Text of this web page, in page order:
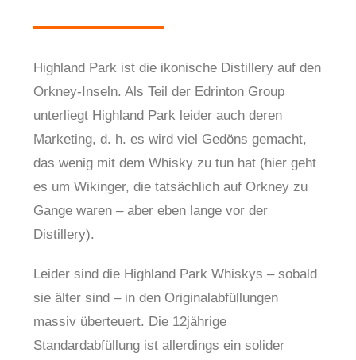
Highland Park ist die ikonische Distillery auf den
Orkney-Inseln. Als Teil der Edrinton Group
unterliegt Highland Park leider auch deren
Marketing, d. h. es wird viel Gedöns gemacht,
das wenig mit dem Whisky zu tun hat (hier geht
es um Wikinger, die tatsächlich auf Orkney zu
Gange waren – aber eben lange vor der
Distillery).
Leider sind die Highland Park Whiskys – sobald
sie älter sind – in den Originalabfüllungen
massiv überteuert. Die 12jährige
Standardabfüllung ist allerdings ein solider